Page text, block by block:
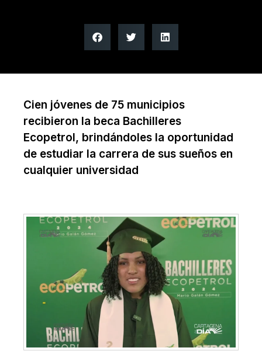
Cien jóvenes de 75 municipios
recibieron la beca Bachilleres
Ecopetrol, brindándoles la oportunidad
de estudiar la carrera de sus sueños en
cualquier universidad